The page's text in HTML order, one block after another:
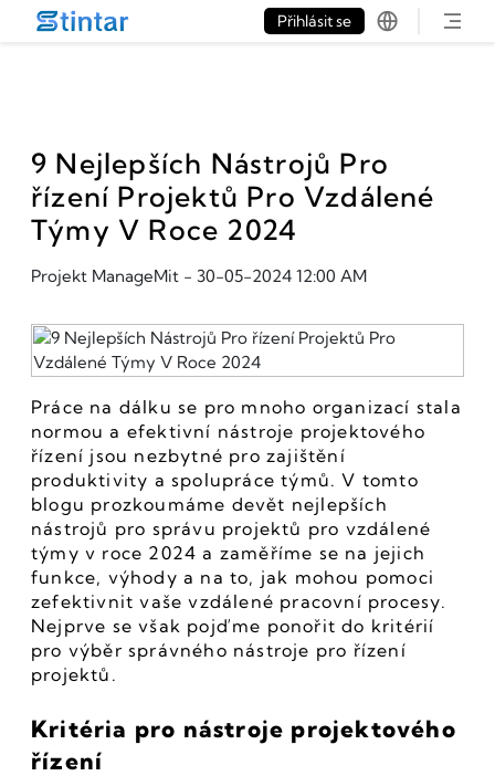
put google tag in file
Přihlásit se
9 Nejlepších Nástrojů Pro
řízení Projektů Pro Vzdálené
Týmy V Roce 2024
Projekt ManageMit - 30-05-2024 12:00 AM
Práce na dálku se pro mnoho organizací stala
normou a efektivní nástroje projektového
řízení jsou nezbytné pro zajištění
produktivity a spolupráce týmů. V tomto
blogu prozkoumáme devět nejlepších
nástrojů pro správu projektů pro vzdálené
týmy v roce 2024 a zaměříme se na jejich
funkce, výhody a na to, jak mohou pomoci
zefektivnit vaše vzdálené pracovní procesy.
Nejprve se však pojďme ponořit do kritérií
pro výběr správného nástroje pro řízení
projektů.
Kritéria pro nástroje projektového
řízení